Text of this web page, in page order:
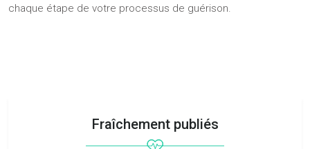
chaque étape de votre processus de guérison.
Fraîchement publiés